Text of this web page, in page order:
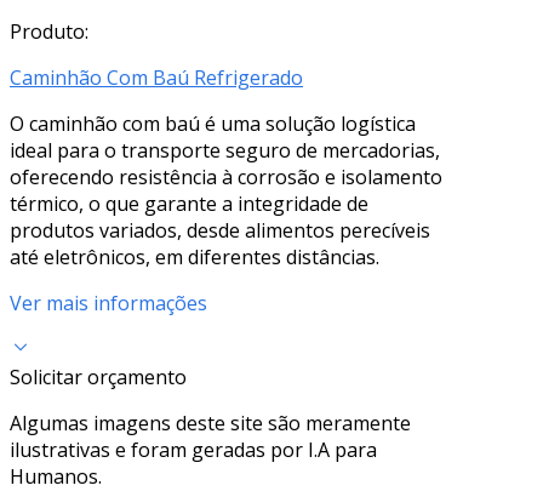
Produto:
Caminhão Com Baú Refrigerado
O caminhão com baú é uma solução logística
ideal para o transporte seguro de mercadorias,
oferecendo resistência à corrosão e isolamento
térmico, o que garante a integridade de
produtos variados, desde alimentos perecíveis
até eletrônicos, em diferentes distâncias.
Ver mais informações
Solicitar orçamento
Algumas imagens deste site são meramente
ilustrativas e foram geradas por I.A para
Humanos.